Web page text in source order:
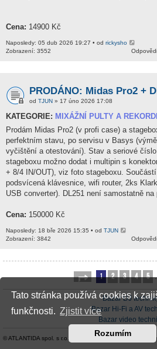
Tato stránka používá cookies k
funkčnosti. Zjistit více
Rozumím
Cena: 14900 Kč
Naposledy: 05 dub 2026 19:27 • od rickysho
Zobrazení: 3552
PRODÁNO: Midas Pro2 +
od TJUN » 17 úno 2026 17:08
KATEGORIE: MIXÁŽNÍ PULTY A
Prodám Midas Pro2 (v profi case) a
perfektním stavu, po servisu v Basys
vyčištění a otestování). Stav a seriové
stageboxu možno dodat i multipin s
+ 8/4 IN/OUT), viz foto stageboxu.
podsvícená klávesnice, wifi router, 2ks
USB converter). DL251 není samostatně na
Cena: 150000 Kč
Naposledy: 18 bře 2026 15:35 • od TJUN
Zobrazení: 3842
Stránka1z54
1 2 3 4 5
Bazar DJ
Bazar Hi-Fi a AV
Bazar video
© ATLANTIDA spol. s r.o. | Kontaktní údaje|